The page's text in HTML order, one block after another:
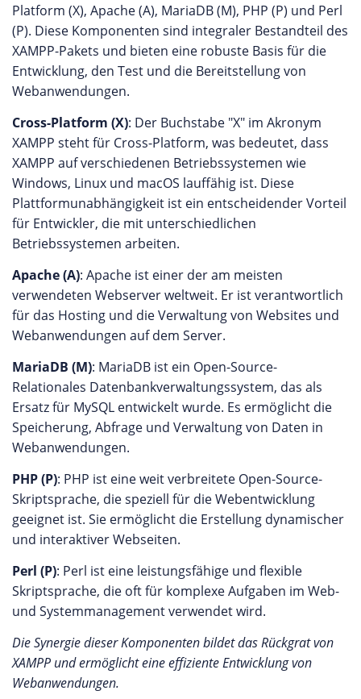
Platform (X), Apache (A), MariaDB (M), PHP (P) und Perl
(P). Diese Komponenten sind integraler Bestandteil des
XAMPP-Pakets und bieten eine robuste Basis für die
Entwicklung, den Test und die Bereitstellung von
Webanwendungen.
Cross-Platform (X): Der Buchstabe "X" im Akronym
XAMPP steht für Cross-Platform, was bedeutet, dass
XAMPP auf verschiedenen Betriebssystemen wie
Windows, Linux und macOS lauffähig ist. Diese
Plattformunabhängigkeit ist ein entscheidender Vorteil
für Entwickler, die mit unterschiedlichen
Betriebssystemen arbeiten.
Apache (A): Apache ist einer der am meisten
verwendeten Webserver weltweit. Er ist verantwortlich
für das Hosting und die Verwaltung von Websites und
Webanwendungen auf dem Server.
MariaDB (M): MariaDB ist ein Open-Source-
Relationales Datenbankverwaltungssystem, das als
Ersatz für MySQL entwickelt wurde. Es ermöglicht die
Speicherung, Abfrage und Verwaltung von Daten in
Webanwendungen.
PHP (P): PHP ist eine weit verbreitete Open-Source-
Skriptsprache, die speziell für die Webentwicklung
geeignet ist. Sie ermöglicht die Erstellung dynamischer
und interaktiver Webseiten.
Perl (P): Perl ist eine leistungsfähige und flexible
Skriptsprache, die oft für komplexe Aufgaben im Web-
und Systemmanagement verwendet wird.
Die Synergie dieser Komponenten bildet das Rückgrat von
XAMPP und ermöglicht eine effiziente Entwicklung von
Webanwendungen.